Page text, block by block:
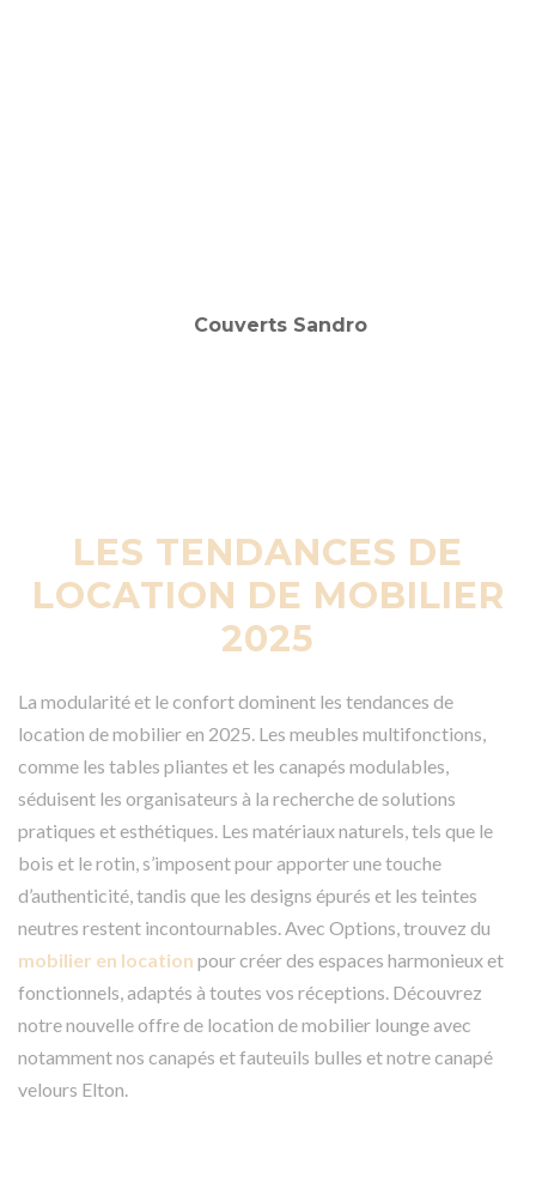
LES TENDANCES DE
LOCATION DE MOBILIER
2025
La modularité et le confort dominent les tendances de
location de mobilier en 2025. Les meubles multifonctions,
comme les tables pliantes et les canapés modulables,
séduisent les organisateurs à la recherche de solutions
pratiques et esthétiques. Les matériaux naturels, tels que le
bois et le rotin, s’imposent pour apporter une touche
d’authenticité, tandis que les designs épurés et les teintes
neutres restent incontournables. Avec Options, trouvez du
mobilier en location pour créer des espaces harmonieux et
fonctionnels, adaptés à toutes vos réceptions. Découvrez
notre nouvelle offre de location de mobilier lounge avec
notamment nos canapés et fauteuils bulles et notre canapé
velours Elton.